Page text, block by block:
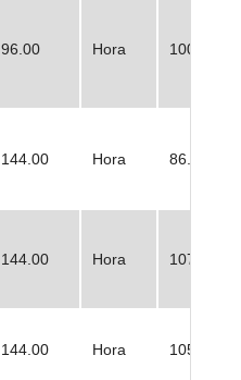
96.00 Hora
144.00 Hora 86.447,00
144.00 Hora
144.00 Hora